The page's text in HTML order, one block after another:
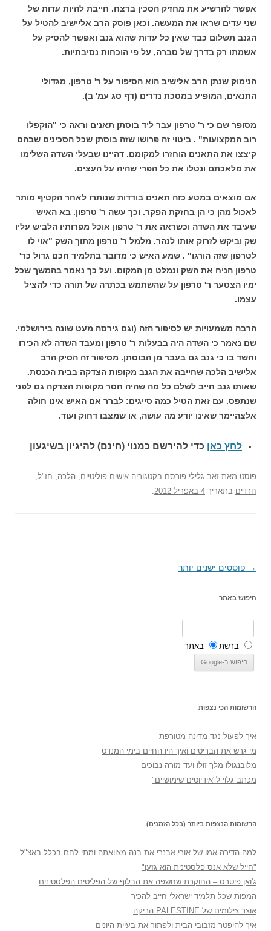
אפשר להרשיע את מחזיק הסכין ברצח. חייבת להיות עדות של
שני עדים שראו את המעשה. וכאן פוסק הרב אליישיב להטיל על
הגנב תשלום כבד שאין כל עדות שהוא גנב ואפשר להסיק על
אשמתו רק בדרך של סברה, על פי הוכחות נסיבתיות.
הנימוק שנתן הרב אלישיב הוא הסיפור על ר' טרפון, מגדולי
התנאים, המופיע במסכת נדרים (דף סג עמ' ב).
מסופר שם כי ר' טרפון עבר ליד בוסתן תאנים וראה כי "הוקפלו
רוב המקצועות" . ביטוי זה פרושו שזה בוסתן שכל הסכינים שבהם
קיצצו את התאנים הוחזרו למקומם. דהיינו שבעלי השדה השלימו
את מלאכתם ונטלו את כל הפרי שהיה על העצים.
אם מוצאים במטע כזה תאנים בודדות שנותרו לאחר הקטיף מותר
לאכול מהן כי הן בחזקת הפקר. וכך עשה ר' טרפון. בא האיש
שעיבד את השדה וכשראה את ר' טרפון אוכל מפרותיו הלביש עליו
שק וביקש לזרוק אותו לנהר. מלמל ר' טרפון מתוך השק "אוי לו
לטרפון שזה הורגו" . שמע האיש כי מדובר בתלמיד חכם גדול כר'
טרפון הניח את השק ונמלט מן המקום. ועל כך נאמר בהמשך שכל
ימיו הצטער ר' טרפון על שהשתמש בכתרה של תורה כדי להציל
עצמו.
הרבה משמעויות יש לסיפור הזה (וגם גירסה מעט שונה בירושלמי.
שם נאמר כי השדה היה בבעלות ר' טרפון ומעבד השדה לא הכירו
וחשד בו כי גנב גם בעבר מן הבוסתן. מסיפור זה הסיק הרב
אלישיב הלכה שחייבה את הגנב מקופות הצדקה בבית הכנסת.
שאותו גנב חייב לשלם כל מה שהיה חסר מקופות הצדקה גם לפני
שנתפס. עם זאת הטיל כמה סייגים: לברר אם האיש אינו חולה
אלצהיימר שאינו יודע מה עושה, או שמצבו דחוק ועוד.
לחץ כאן כדי להירשם כמנוי (חינם) להיגיון בשיגעון
פוסט מאת זאב גלילי פורסם בקטגוריה אישים פוליטיים, הלכה, חז"ל,
חרדים בתאריך 4 באפריל 2012 .
ניווט
→ פוסטים ישנים יותר
חיפוש באתר
ברשת באתר
הרשומות הכי נצפות
איך לפעול נגד מדינה מטורפת
מי גרש את הבריטים ואיך היו החיים בימי המנדט
מלובנגולו מלך זולו ועד מורה נבוכים
מכתב גלוי ל"אידיוטים שימושיים"
הרשומות הנצפות ביותר (בכל הזמנים)
למה הדירה אמו של אורי אבנרי את בנה מצוואתה ומתי לחם בכלל באצ"ל
"חייל שלא אנס פלסטינית הוא גזען"
ג'ואן פיטרס – החוקרת שחשפה את הבלוף של הפליטים הפלסטינים
המפות שכל תלמיד ישראלי חייב להכיר
אוצר צילומים של PALESTINE הריקה
איך להיפטר מזבובי הבית ולפתור את בעיית היונים